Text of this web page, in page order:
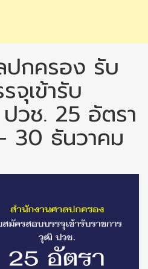
ปกครอง รับ
จุเข้ารับ
วช. 25 อัตรา
30 ธันวาคม